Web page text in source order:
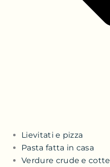
Lievitati e pizza
Pasta fatta in casa
Verdure crude e cotte